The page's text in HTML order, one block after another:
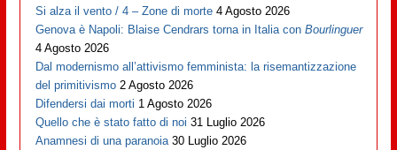
Si alza il vento / 4 – Zone di morte 4 Agosto 2026
Genova è Napoli: Blaise Cendrars torna in Italia conBourlinguer
4 Agosto 2026
Dal modernismo all’attivismo femminista: la risemantizzazione
del primitivismo 2 Agosto 2026
Difendersi dai morti 1 Agosto 2026
Quello che è stato fatto di noi 31 Luglio 2026
Anamnesi di una paranoia 30 Luglio 2026